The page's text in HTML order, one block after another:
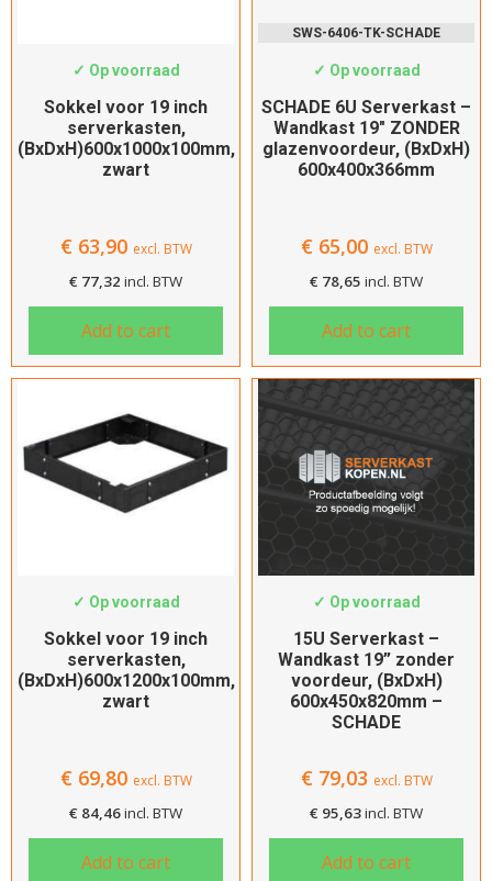
✓ Op voorraad
Sokkel voor 19 inch
serverkasten,
(BxDxH)600x1000x100mm,
zwart
€63,90 excl. BTW
€ 77,32 incl. BTW
Add to cart
SWS-6406-TK-SCHADE
✓ Op voorraad
SCHADE 6U Serverkast –
Wandkast 19″ ZONDER
glazenvoordeur, (BxDxH)
600x400x366mm
€65,00 excl. BTW
€ 78,65 incl. BTW
Add to cart
✓ Op voorraad
Sokkel voor 19 inch
serverkasten,
(BxDxH)600x1200x100mm,
zwart
€69,80 excl. BTW
€ 84,46incl. BTW
Add to cart
✓ Op voorraad
15U Serverkast –
Wandkast 19” zonder
voordeur, (BxDxH)
600x450x820mm –
SCHADE
€79,03 excl. BTW
€ 95,63incl. BTW
Add to cart
Maximale belasting
60kg
75kg
2000kg
Breedte
Type voordeur
Geen